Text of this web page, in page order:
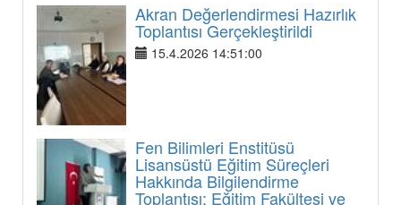
Akran Değerlendirmesi Hazırlık
Toplantısı Gerçekleştirildi
15.4.2026 14:51:00
Fen Bilimleri Enstitüsü
Lisansüstü Eğitim Süreçleri
Hakkında Bilgilendirme
Toplantısı: Eğitim Fakültesi ve